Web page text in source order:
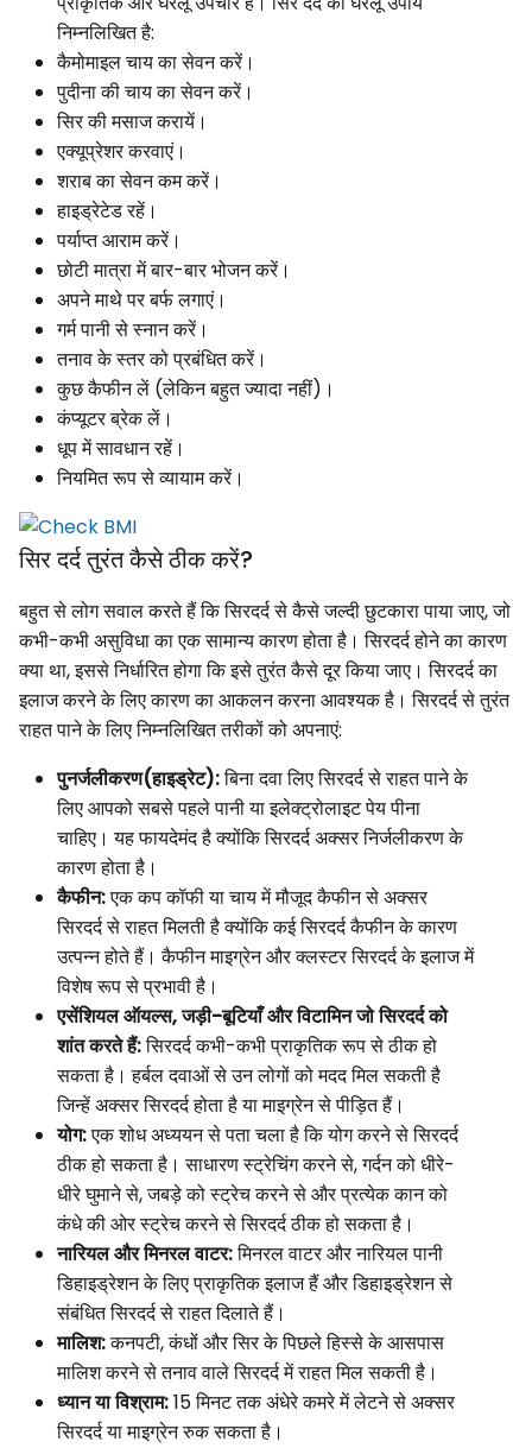
निम्नलिखित है:
कैमोमाइल चाय का सेवन करें।
पुदीना की चाय का सेवन करें।
सिर की मसाज करायें।
एक्यूप्रेशर करवाएं।
शराब का सेवन कम करें।
हाइड्रेटेड रहें।
पर्याप्त आराम करें।
छोटी मात्रा में बार-बार भोजन करें।
अपने माथे पर बर्फ लगाएं।
गर्म पानी से स्नान करें।
तनाव के स्तर को प्रबंधित करें।
कुछ कैफीन लें (लेकिन बहुत ज्यादा नहीं)।
कंप्यूटर ब्रेक लें।
धूप में सावधान रहें।
नियमित रूप से व्यायाम करें।
सिर दर्द तुरंत कैसे ठीक करें?
बहुत से लोग सवाल करते हैं कि सिरदर्द से कैसे जल्दी छुटकारा पाया जाए, जो
कभी-कभी असुविधा का एक सामान्य कारण होता है। सिरदर्द होने का कारण
क्या था, इससे निर्धारित होगा कि इसे तुरंत कैसे दूर किया जाए। सिरदर्द का
इलाज करने के लिए कारण का आकलन करना आवश्यक है। सिरदर्द से तुरंत
राहत पाने के लिए निम्नलिखित तरीकों को अपनाएं:
पुनर्जलीकरण(हाइड्रेट):बिना दवा लिए सिरदर्द से राहत पाने के
लिए आपको सबसे पहले पानी या इलेक्ट्रोलाइट पेय पीना
चाहिए। यह फायदेमंद है क्योंकि सिरदर्द अक्सर निर्जलीकरण के
कारण होता है।
कैफीन:एक कप कॉफी या चाय में मौजूद कैफीन से अक्सर
सिरदर्द से राहत मिलती है क्योंकि कई सिरदर्द कैफीन के कारण
उत्पन्न होते हैं। कैफीन माइग्रेन और क्लस्टर सिरदर्द के इलाज में
विशेष रूप से प्रभावी है।
एसेंशियल ऑयल्स, जड़ी-बूटियाँ और विटामिन जो सिरदर्द को
शांत करते हैं:सिरदर्द कभी-कभी प्राकृतिक रूप से ठीक हो
सकता है। हर्बल दवाओं से उन लोगों को मदद मिल सकती है
जिन्हें अक्सर सिरदर्द होता है या माइग्रेन से पीड़ित हैं।
योग:एक शोध अध्ययन से पता चला है कि योग करने से सिरदर्द
ठीक हो सकता है। साधारण स्ट्रेचिंग करने से, गर्दन को धीरे-
धीरे घुमाने से, जबड़े को स्ट्रेच करने से और प्रत्येक कान को
कंधे की ओर स्ट्रेच करने से सिरदर्द ठीक हो सकता है।
नारियल और मिनरल वाटर:मिनरल वाटर और नारियल पानी
डिहाइड्रेशन के लिए प्राकृतिक इलाज हैं और डिहाइड्रेशन से
संबंधित सिरदर्द से राहत दिलाते हैं।
मालिश:कनपटी, कंधों और सिर के पिछले हिस्से के आसपास
मालिश करने से तनाव वाले सिरदर्द में राहत मिल सकती है।
ध्यान या विश्राम:15 मिनट तक अंधेरे कमरे में लेटने से अक्सर
सिरदर्द या माइग्रेन रुक सकता है।